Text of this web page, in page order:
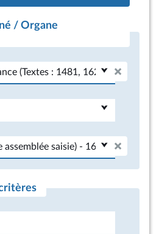
/ Organe